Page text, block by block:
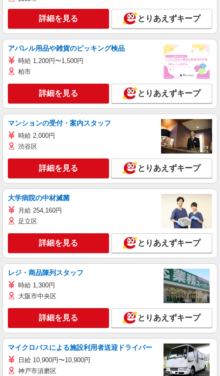
詳細を見る とりあえずキープ
アパレル用品や雑貨のピッキング検品
時給 1,200円〜1,500円
柏市
詳細を見る とりあえずキープ
マンションの受付・案内スタッフ
時給 2,000円
渋谷区
詳細を見る とりあえずキープ
大学病院の中材滅菌
月給 254,160円
足立区
詳細を見る とりあえずキープ
レジ・商品陳列スタッフ
時給 1,300円
大阪市中央区
詳細を見る とりあえずキープ
マイクロバスによる施設利用者送迎ドライバー
日給 10,900円〜10,900円
神戸市須磨区